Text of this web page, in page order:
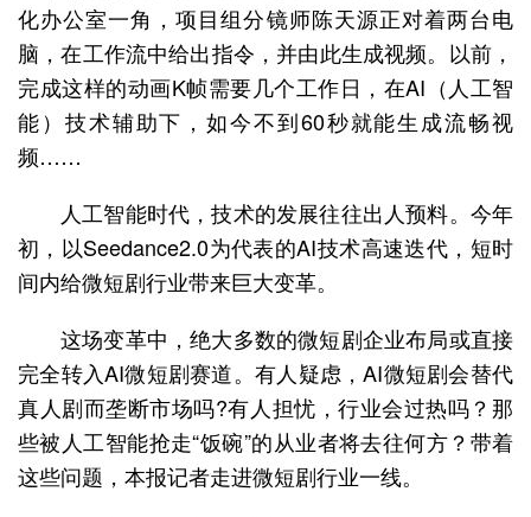
化办公室一角，项目组分镜师陈天源正对着两台电
脑，在工作流中给出指令，并由此生成视频。以前，
完成这样的动画K帧需要几个工作日，在AI（人工智
能）技术辅助下，如今不到60秒就能生成流畅视
频……
人工智能时代，技术的发展往往出人预料。今年
初，以Seedance2.0为代表的AI技术高速迭代，短时
间内给微短剧行业带来巨大变革。
这场变革中，绝大多数的微短剧企业布局或直接
完全转入AI微短剧赛道。有人疑虑，AI微短剧会替代
真人剧而垄断市场吗?有人担忧，行业会过热吗？那
些被人工智能抢走“饭碗”的从业者将去往何方？带着
这些问题，本报记者走进微短剧行业一线。